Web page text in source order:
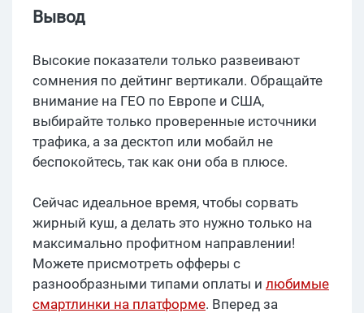
Вывод
Высокие показатели только развеивают
сомнения по дейтинг вертикали. Обращайте
внимание на ГЕО по Европе и США,
выбирайте только проверенные источники
трафика, а за десктоп или мобайл не
беспокойтесь, так как они оба в плюсе.
Сейчас идеальное время, чтобы сорвать
жирный куш, а делать это нужно только на
максимально профитном направлении!
Можете присмотреть офферы с
разнообразными типами оплаты и любимые
смартлинки на платформе. Вперед за